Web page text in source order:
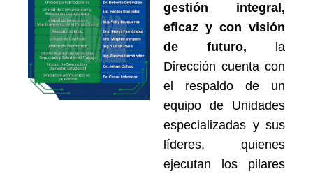
gestión integral,
eficaz y con visión
de futuro,
la
Dirección cuenta con
el respaldo de un
equipo de Unidades
especializadas y sus
líderes, quienes
ejecutan los pilares